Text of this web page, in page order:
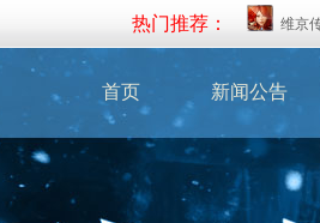
热门推荐： 维京
首页 新闻公告